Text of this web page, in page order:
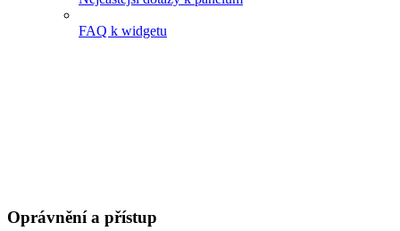
FAQ k widgetu
Oprávnění a přístup